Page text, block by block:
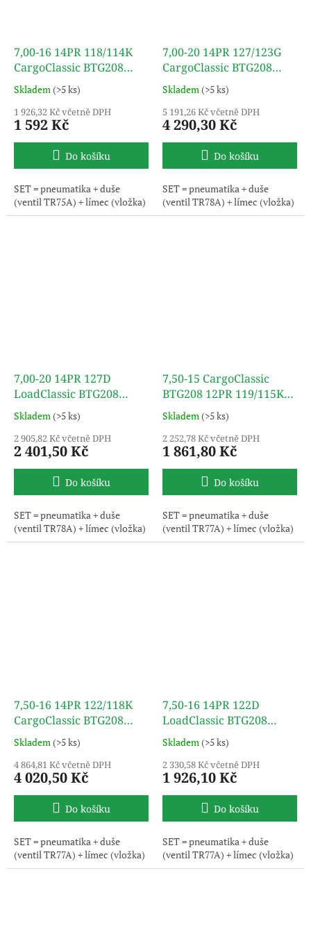
7,00-16 14PR 118/114K
CargoClassic BTG208
(SET) TT TURON
Skladem(>5 ks)
1 926,32 Kč včetně DPH
1 592 Kč
Do košíku
SET = pneumatika + duše
(ventil TR75A) + límec (vložka)
7,00-20 14PR 127/123G
CargoClassic BTG208
(SET) TT TURON
Skladem(>5 ks)
5 191,26 Kč včetně DPH
4 290,30 Kč
Do košíku
SET = pneumatika + duše
(ventil TR78A) + límec (vložka)
7,00-20 14PR 127D
LoadClassic BTG208
(SET) TT TURON
Skladem(>5 ks)
2 905,82 Kč včetně DPH
2 401,50 Kč
Do košíku
SET = pneumatika + duše
(ventil TR78A) + límec (vložka)
7,50-15 CargoClassic
BTG208 12PR 119/115K
TT TURON
Skladem(>5 ks)
2 252,78 Kč včetně DPH
1 861,80 Kč
Do košíku
SET = pneumatika + duše
(ventil TR77A) + límec (vložka)
7,50-16 14PR 122/118K
CargoClassic BTG208
(SET) TT TURON
Skladem(>5 ks)
4 864,81 Kč včetně DPH
4 020,50 Kč
Do košíku
SET = pneumatika + duše
(ventil TR77A) + límec (vložka)
7,50-16 14PR 122D
LoadClassic BTG208
(SET) TT TURON
Skladem(>5 ks)
2 330,58 Kč včetně DPH
1 926,10 Kč
Do košíku
SET = pneumatika + duše
(ventil TR77A) + límec (vložka)